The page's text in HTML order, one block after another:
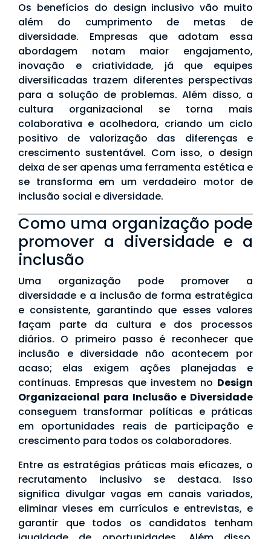
Os benefícios do design inclusivo vão muito
além do cumprimento de metas de
diversidade. Empresas que adotam essa
abordagem notam maior engajamento,
inovação e criatividade, já que equipes
diversificadas trazem diferentes perspectivas
para a solução de problemas. Além disso, a
cultura organizacional se torna mais
colaborativa e acolhedora, criando um ciclo
positivo de valorização das diferenças e
crescimento sustentável. Com isso, o design
deixa de ser apenas uma ferramenta estética e
se transforma em um verdadeiro motor de
inclusão social e diversidade.
Como uma organização pode
promover a diversidade e a
inclusão
Uma organização pode promover a
diversidade e a inclusão de forma estratégica
e consistente, garantindo que esses valores
façam parte da cultura e dos processos
diários. O primeiro passo é reconhecer que
inclusão e diversidade não acontecem por
acaso; elas exigem ações planejadas e
contínuas. Empresas que investem no Design
Organizacional para Inclusão e Diversidade
conseguem transformar políticas e práticas
em oportunidades reais de participação e
crescimento para todos os colaboradores.
Entre as estratégias práticas mais eficazes, o
recrutamento inclusivo se destaca. Isso
significa divulgar vagas em canais variados,
eliminar vieses em currículos e entrevistas, e
garantir que todos os candidatos tenham